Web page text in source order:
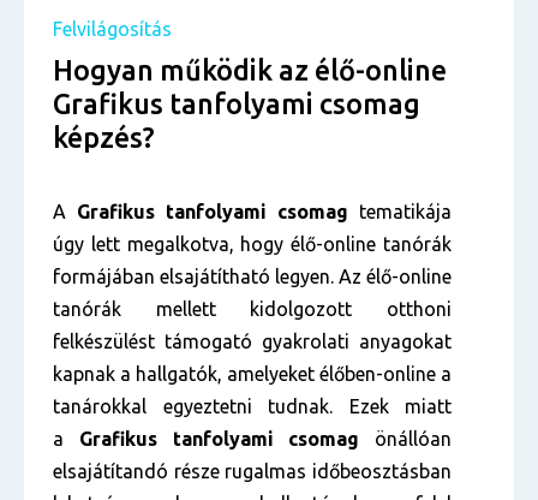
Felvilágosítás
Hogyan működik az élő-online
Grafikus tanfolyami csomag
képzés?
A Grafikus tanfolyami csomag tematikája
úgy lett megalkotva, hogy élő-online tanórák
formájában elsajátítható legyen. Az élő-online
tanórák mellett kidolgozott otthoni
felkészülést támogató gyakrolati anyagokat
kapnak a hallgatók, amelyeket élőben-online a
tanárokkal egyeztetni tudnak. Ezek miatt
a Grafikus tanfolyami csomag önállóan
elsajátítandó része rugalmas időbeosztásban